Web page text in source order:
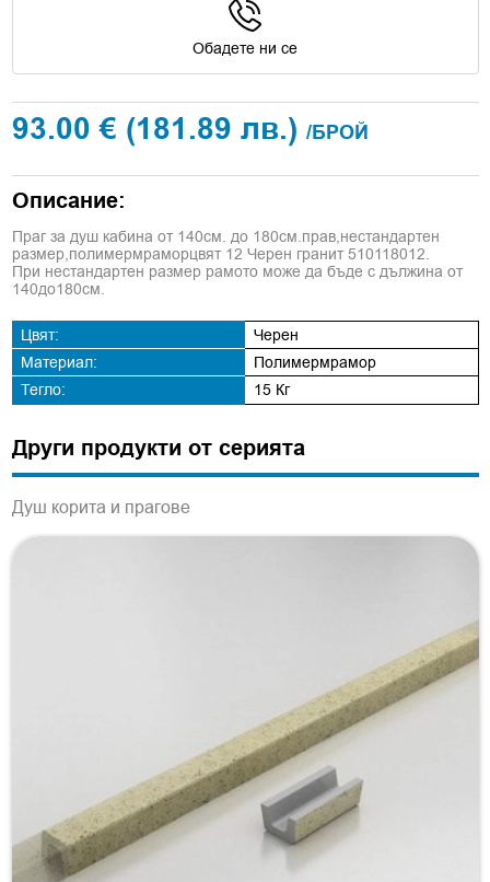
Обадете ни се
93.00 € (181.89 лв.) /БРОЙ
Описание:
Праг за душ кабина от 140см. до 180см.прав,нестандартен
размер,полимермраморцвят 12 Черен гранит 510118012.
При нестандартен размер рамото може да бъде с дължина от
140до180см.
Цвят:
Черен
Материал:
Полимермрамор
Тегло:
15 Кг
Други продукти от серията
Душ корита и прагове